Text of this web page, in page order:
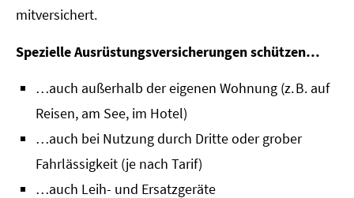
mitversichert.
Spezielle Ausrüstungsversicherungen schützen…
…auch außerhalb der eigenen Wohnung (z. B. auf
Reisen, am See, im Hotel)
…auch bei Nutzung durch Dritte oder grober
Fahrlässigkeit (je nach Tarif)
…auch Leih- und Ersatzgeräte